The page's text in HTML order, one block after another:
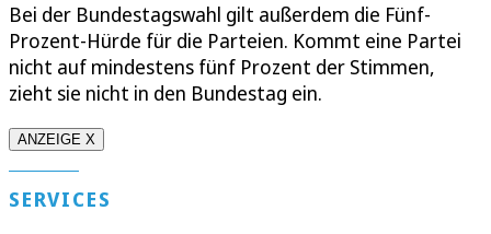
Bei der Bundestagswahl gilt außerdem die Fünf-
Prozent-Hürde für die Parteien. Kommt eine Partei
nicht auf mindestens fünf Prozent der Stimmen,
zieht sie nicht in den Bundestag ein.
ANZEIGE X
SERVICES